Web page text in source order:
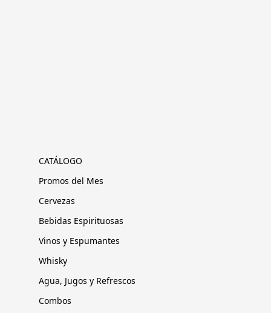
CATÁLOGO
Promos del Mes
Cervezas
Bebidas Espirituosas
Vinos y Espumantes
Whisky
Agua, Jugos y Refrescos
Combos